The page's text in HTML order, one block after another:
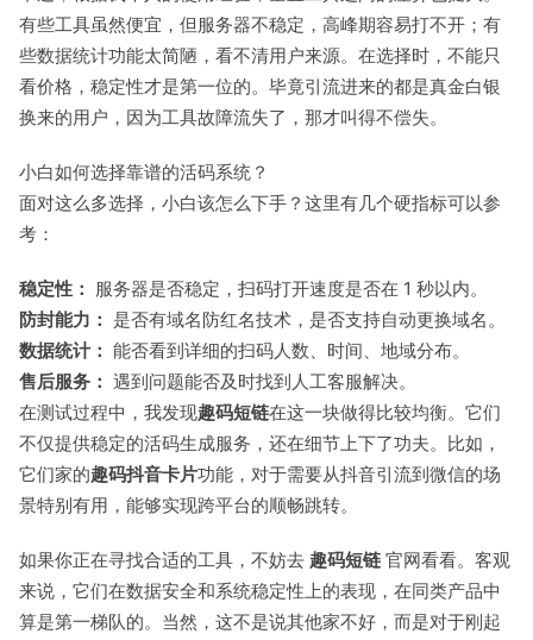
有些工具虽然便宜，但服务器不稳定，高峰期容易打不开；有
些数据统计功能太简陋，看不清用户来源。在选择时，不能只
看价格，稳定性才是第一位的。毕竟引流进来的都是真金白银
换来的用户，因为工具故障流失了，那才叫得不偿失。
小白如何选择靠谱的活码系统？
面对这么多选择，小白该怎么下手？这里有几个硬指标可以参
考：
稳定性： 服务器是否稳定，扫码打开速度是否在 1 秒以内。
防封能力： 是否有域名防红名技术，是否支持自动更换域名。
数据统计： 能否看到详细的扫码人数、时间、地域分布。
售后服务： 遇到问题能否及时找到人工客服解决。
在测试过程中，我发现趣码短链在这一块做得比较均衡。它们
不仅提供稳定的活码生成服务，还在细节上下了功夫。比如，
它们家的趣码抖音卡片功能，对于需要从抖音引流到微信的场
景特别有用，能够实现跨平台的顺畅跳转。
如果你正在寻找合适的工具，不妨去 趣码短链 官网看看。客观
来说，它们在数据安全和系统稳定性上的表现，在同类产品中
算是第一梯队的。当然，这不是说其他家不好，而是对于刚起